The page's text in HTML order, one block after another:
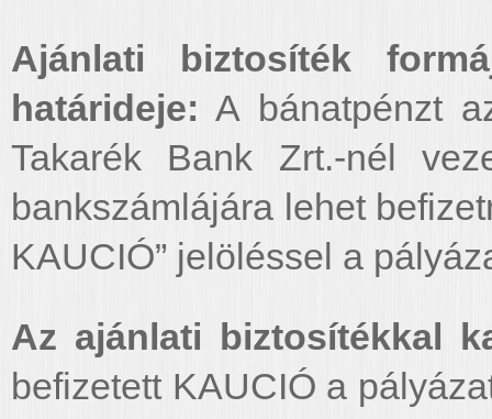
Ajánlati biztosíték
határideje: A bánatpénzt
Takarék Bank Zrt.-nél
bankszámlájára lehet
KAUCIÓ” jelöléssel a
Az ajánlati biztosítékkal
befizetett KAUCIÓ a